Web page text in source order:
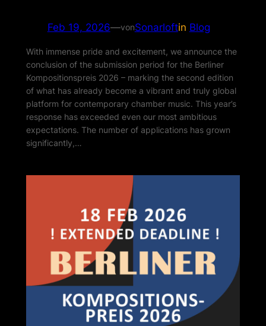
Feb 19, 2026—vonSonarloftin Blog
With immense pride and excitement, we announce the
conclusion of the submission period for the Berliner
Kompositionspreis 2026 – marking the second edition
of what has already become a vibrant and truly global
platform for contemporary chamber music. This year’s
response has exceeded even our most ambitious
expectations. The number of applications has grown
significantly,…